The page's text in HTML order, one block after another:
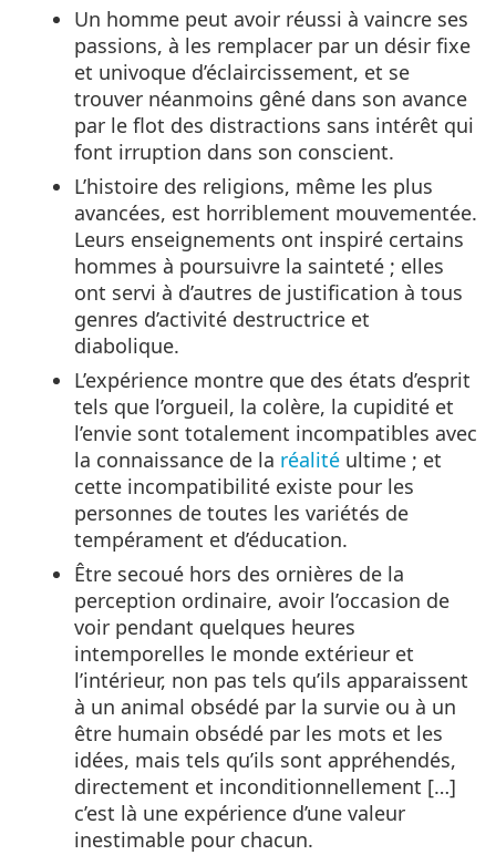
Un homme peut avoir réussi à vaincre ses
passions, à les remplacer par un désir fixe
et univoque d’éclaircissement, et se
trouver néanmoins gêné dans son avance
par le flot des distractions sans intérêt qui
font irruption dans son conscient.
L’histoire des religions, même les plus
avancées, est horriblement mouvementée.
Leurs enseignements ont inspiré certains
hommes à poursuivre la sainteté ; elles
ont servi à d’autres de justification à tous
genres d’activité destructrice et
diabolique.
L’expérience montre que des états d’esprit
tels que l’orgueil, la colère, la cupidité et
l’envie sont totalement incompatibles avec
la connaissance de la réalité ultime ; et
cette incompatibilité existe pour les
personnes de toutes les variétés de
tempérament et d’éducation.
Être secoué hors des ornières de la
perception ordinaire, avoir l’occasion de
voir pendant quelques heures
intemporelles le monde extérieur et
l’intérieur, non pas tels qu’ils apparaissent
à un animal obsédé par la survie ou à un
être humain obsédé par les mots et les
idées, mais tels qu’ils sont appréhendés,
directement et inconditionnellement […]
c’est là une expérience d’une valeur
inestimable pour chacun.